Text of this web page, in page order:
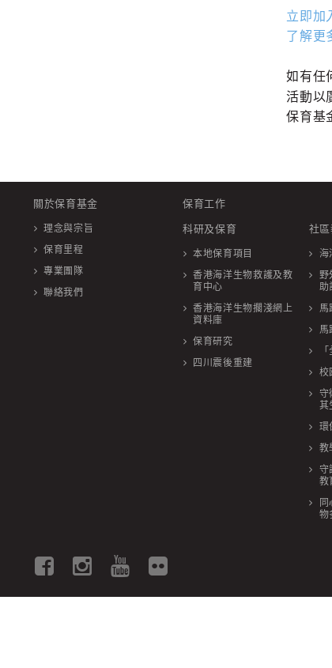
立即加
了解更
如有任
活動以
保育基
關於保育基金
理念與宗旨
保育里程
專業團隊
聯絡我們
保育工作
科研及保育
本地保育項目
香港海洋生物救護及教
育中心
香港海洋生物擱淺網上
資料庫
保育研究
四川震後重建
社
海
野
助
馬
馬
校
守
其
環
教
守
教
物